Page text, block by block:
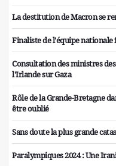
La destitution de Macron se
Finaliste de l'équipe
Consultation des ministres
l'Irlande sur Gaza
Rôle de la Grande-Bretagne
être oublié
Sans doute la plus grande
Paralympiques 2024 : Une